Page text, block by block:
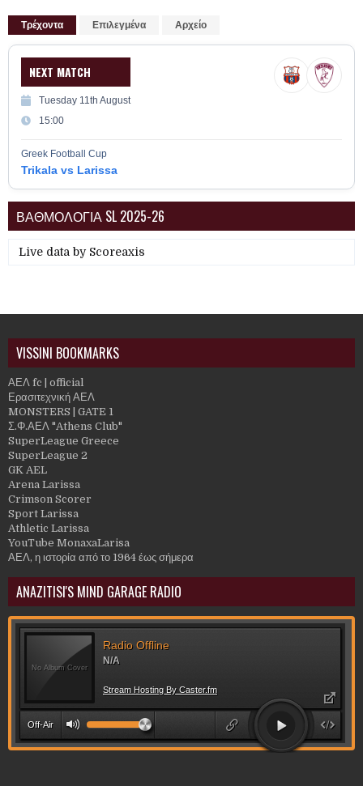
Τρέχοντα Επιλεγμένα Αρχείο
NEXT MATCH
Tuesday 11th August
15:00
Greek Football Cup
Trikala vs Larissa
ΒΑΘΜΟΛΟΓΙΑ SL 2025-26
Live data by Scoreaxis
VISSINI BOOKMARKS
ΑΕΛ fc | official
Ερασιτεχνική ΑΕΛ
MONSTERS | GATE 1
Σ.Φ.ΑΕΛ "Athens Club"
SuperLeague Greece
SuperLeague 2
GK AEL
Arena Larissa
Crimson Scorer
Sport Larissa
Athletic Larissa
YouTube MonaxaLarisa
ΑΕΛ, η ιστορία από το 1964 έως σήμερα
ANAZITISI'S MIND GARAGE RADIO